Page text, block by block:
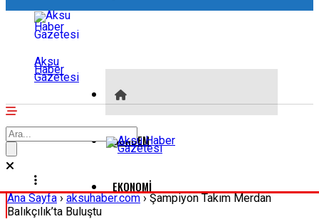
Aksu
Haber
Gazetesi
GÜNDEM
EKONOMI
Ana Sayfa›aksuhaber.com›Şampiyon Takım Merdan
Balıkçılık’ta Buluştu